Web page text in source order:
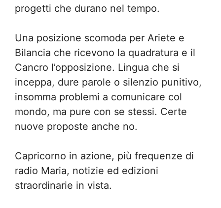
progetti che durano nel tempo.
Una posizione scomoda per Ariete e
Bilancia che ricevono la quadratura e il
Cancro l’opposizione. Lingua che si
inceppa, dure parole o silenzio punitivo,
insomma problemi a comunicare col
mondo, ma pure con se stessi. Certe
nuove proposte anche no.
Capricorno in azione, più frequenze di
radio Maria, notizie ed edizioni
straordinarie in vista.